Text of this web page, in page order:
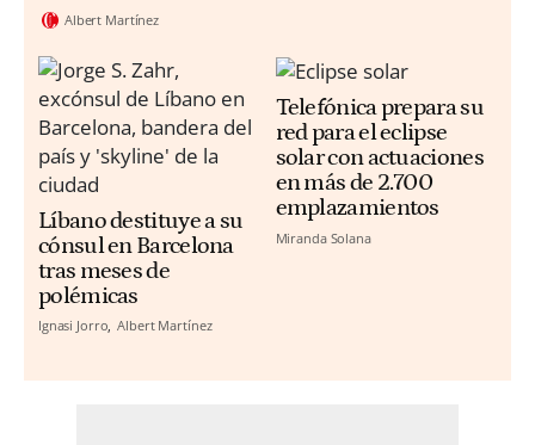
Albert Martínez
Líbano destituye a su
cónsul en Barcelona
tras meses de
polémicas
Ignasi Jorro Albert Martínez
Telefónica prepara su
red para el eclipse
solar con actuaciones
en más de 2.700
emplazamientos
Miranda Solana